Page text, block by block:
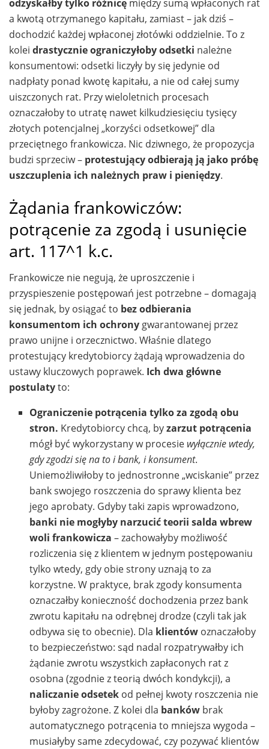
odzyskałby tylko różnicę między sumą wpłaconych rat
a kwotą otrzymanego kapitału, zamiast – jak dziś –
dochodzić każdej wpłaconej złotówki oddzielnie. To z
kolei drastycznie ograniczyłoby odsetki należne
konsumentowi: odsetki liczyły by się jedynie od
nadpłaty ponad kwotę kapitału, a nie od całej sumy
uiszczonych rat. Przy wieloletnich procesach
oznaczałoby to utratę nawet kilkudziesięciu tysięcy
złotych potencjalnej „korzyści odsetkowej” dla
przeciętnego frankowicza. Nic dziwnego, że propozycja
budzi sprzeciw – protestujący odbierają ją jako próbę
uszczuplenia ich należnych praw i pieniędzy.
Żądania frankowiczów:
potrącenie za zgodą i usunięcie
art. 117^1 k.c.
Frankowicze nie negują, że uproszczenie i
przyspieszenie postępowań jest potrzebne – domagają
się jednak, by osiągać to bez odbierania
konsumentom ich ochrony gwarantowanej przez
prawo unijne i orzecznictwo. Właśnie dlatego
protestujący kredytobiorcy żądają wprowadzenia do
ustawy kluczowych poprawek. Ich dwa główne
postulatyto:
Ograniczenie potrącenia tylko za zgodą obu
stron. Kredytobiorcy chcą, byzarzut potrącenia
mógł być wykorzystany w procesie wyłącznie wtedy,
gdy zgodzi się na to i bank, i konsument.
Uniemożliwiłoby to jednostronne „wciskanie” przez
bank swojego roszczenia do sprawy klienta bez
jego aprobaty. Gdyby taki zapis wprowadzono,
banki nie mogłyby narzucić teorii salda wbrew
woli frankowicza – zachowałyby możliwość
rozliczenia się z klientem w jednym postępowaniu
tylko wtedy, gdy obie strony uznają to za
korzystne. W praktyce, brak zgody konsumenta
oznaczałby konieczność dochodzenia przez bank
zwrotu kapitału na odrębnej drodze (czyli tak jak
odbywa się to obecnie). Dla klientów oznaczałoby
to bezpieczeństwo: sąd nadal rozpatrywałby ich
żądanie zwrotu wszystkich zapłaconych rat z
osobna (zgodnie z teorią dwóch kondykcji), a
naliczanie odsetek od pełnej kwoty roszczenia nie
byłoby zagrożone. Z kolei dla banków brak
automatycznego potrącenia to mniejsza wygoda –
musiałyby same zdecydować, czy pozywać klientów